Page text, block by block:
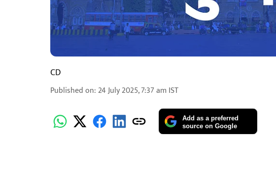
CD
Published on: 24 July 2025, 7:37 am IST
Add as a preferred
source on Google